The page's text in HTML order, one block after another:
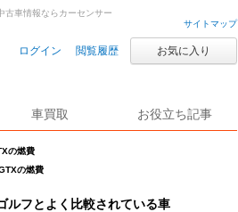
サイトマップ
ログイン 閲覧履歴 お気に入り
車買取 お役立ち記事
の燃費
の燃費
古車情報ならカーセンサー
ルフとよく比較されている車